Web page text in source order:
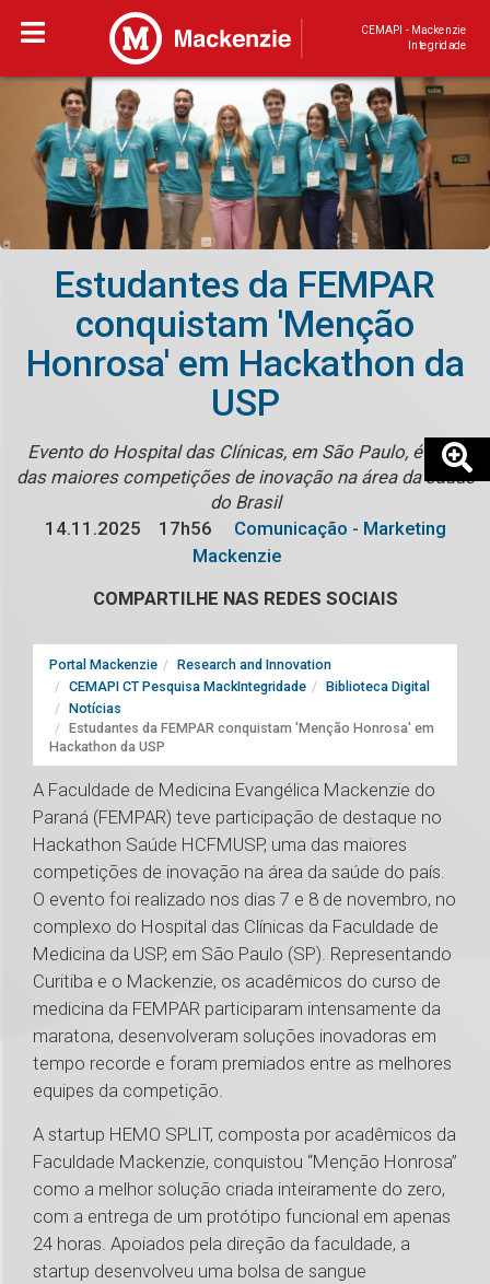
CEMAPI - Mackenzie
Integridade
Estudantes da FEMPAR
conquistam 'Menção
Honrosa' em Hackathon da
USP
Evento do Hospital das Clínicas, em São Paulo, é uma
das maiores competições de inovação na área da saúde
do Brasil
14.11.2025
17h56
Comunicação - Marketing
Mackenzie
COMPARTILHE NAS REDES SOCIAIS
Portal Mackenzie
Research and Innovation
CEMAPI CT Pesquisa MackIntegridade
Biblioteca Digital
Notícias
Estudantes da FEMPAR conquistam 'Menção Honrosa' em
Hackathon da USP
A Faculdade de Medicina Evangélica Mackenzie do
Paraná (FEMPAR) teve participação de destaque no
Hackathon Saúde HCFMUSP, uma das maiores
competições de inovação na área da saúde do país.
O evento foi realizado nos dias 7 e 8 de novembro, no
complexo do Hospital das Clínicas da Faculdade de
Medicina da USP, em São Paulo (SP). Representando
Curitiba e o Mackenzie, os acadêmicos do curso de
medicina da FEMPAR participaram intensamente da
maratona, desenvolveram soluções inovadoras em
tempo recorde e foram premiados entre as melhores
equipes da competição.
A startup HEMO SPLIT, composta por acadêmicos da
Faculdade Mackenzie, conquistou “Menção Honrosa”
como a melhor solução criada inteiramente do zero,
com a entrega de um protótipo funcional em apenas
24 horas. Apoiados pela direção da faculdade, a
startup desenvolveu uma bolsa de sangue